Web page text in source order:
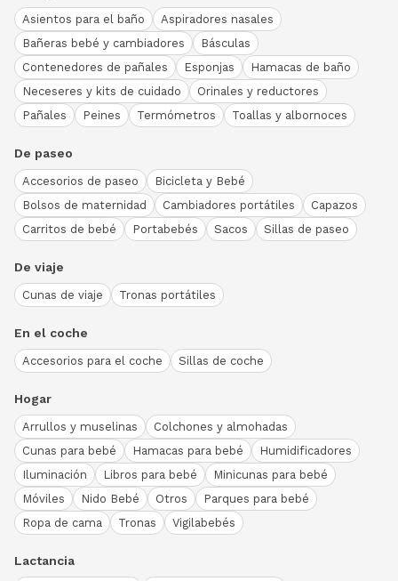
Asientos para el baño
Aspiradores nasales
Bañeras bebé y cambiadores
Básculas
Contenedores de pañales
Esponjas
Hamacas de baño
Neceseres y kits de cuidado
Orinales y reductores
Pañales
Peines Termómetros Toallas y albornoces
De paseo
Accesorios de paseo
Bicicleta y Bebé
Bolsos de maternidad
Cambiadores portátiles
Capazos
Carritos de bebé
Portabebés Sacos Sillas de paseo
De viaje
Cunas de viaje Tronas portátiles
En el coche
Accesorios para el coche Sillas de coche
Hogar
Arrullos y muselinas
Colchones y almohadas
Cunas para bebé
Hamacas para bebé
Humidificadores
Iluminación
Libros para bebé
Minicunas para bebé
Móviles
Nido Bebé Otros
Parques para bebé
Ropa de cama
Tronas Vigilabebés
Lactancia